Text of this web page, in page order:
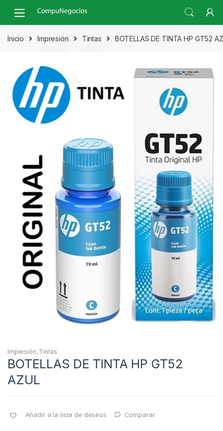
navigation
content
Inicio
Impresión Tintas BOTELLAS DE TINTA HP GT52
Impresión, Tintas
BOTELLAS DE TINTA HP GT52
AZUL
Añadir a la lista de deseos Comparar